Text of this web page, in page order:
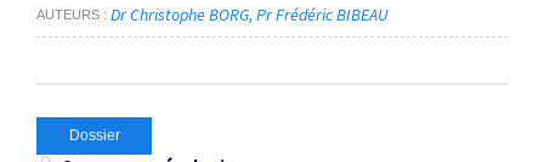
AUTEURS Dr Christophe BORG Pr Frédéric BIBEAU
Dossier